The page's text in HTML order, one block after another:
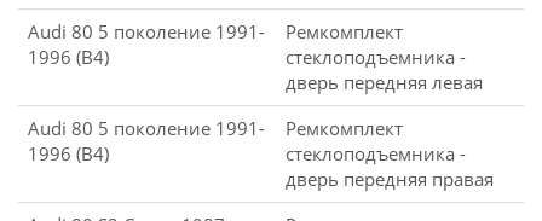
Audi 80 5 поколение 1991-
1996 (B4)
Ремкомплект
стеклоподъемника -
дверь передняя левая
Audi 80 5 поколение 1991-
1996 (B4)
Ремкомплект
стеклоподъемника -
дверь передняя правая